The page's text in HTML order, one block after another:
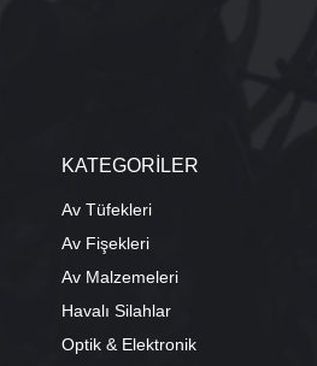
KATEGORİLER
Av Tüfekleri
Av Fişekleri
Av Malzemeleri
Havalı Silahlar
Optik & Elektronik